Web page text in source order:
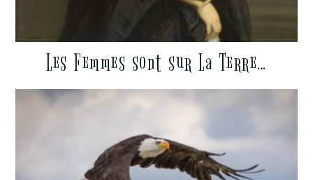
Les Femmes sont sur La Terre…